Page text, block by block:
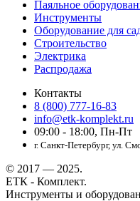
Паяльное
Инструменты
Оборудование для
Строительство
Электрика
Распродажа
Контакты
8 (800) 777-16-83
info@etk-komplekt.ru
09:00 - 18:00, Пн-Пт
г. Санкт-Петербург, ул.
© 2017 — 2025.
ЕТК - Комплект.
Инструменты и